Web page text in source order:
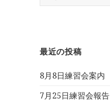
索:
最近の投稿
8月8日練習会案内
7月25日練習会報告